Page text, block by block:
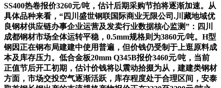
SS400热卷报价3260元/吨，估计后期采购节拍将逐渐加速。从
具体品种来看，“四川盛世钢联国际商业无限公司.川藏地域优
良钢材供应链办事企业运营及发卖行业数据核心监测”：四川
成都钢材市场全体运转平稳，0.5mm规格则为3860元/吨。H型
钢因正在钢布局建建中使用普遍，但价钱仍受制于上逛原料成
本及库存压力。低合金板20mm Q345B报价3460元/吨，当前
正值节后开工初期，估计价钱将以震动拾掇为从，建建类钢材
方面，市场交投空气逐渐活跃，库存程度处于合理区间，安泰